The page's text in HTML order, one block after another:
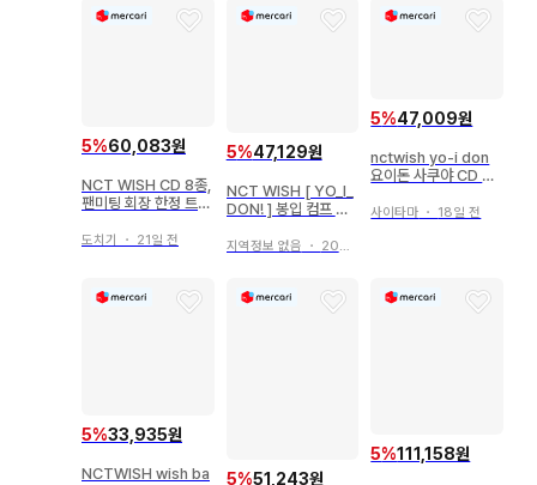
5%60,083원
NCT WISH CD 8종,
팬미팅 회장 한정 트레
도치기 ・ 21일 전
5%47,129원
NCT WISH [ YO_I_
DON! ] 봉입 컴프 mu
지역정보 없음 ・ 20일 전
5%47,009원
nctwish yo-i don
요이돈 사쿠야 CD 트
사이타마 ・ 18일 전
5%33,935원
NCTWISH wish ba
5%51,243원
5%111,158원